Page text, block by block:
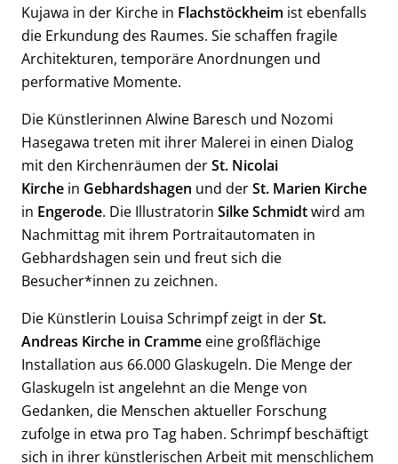
Kujawa in der Kirche in Flachstöckheim ist ebenfalls
die Erkundung des Raumes. Sie schaffen fragile
Architekturen, temporäre Anordnungen und
performative Momente.
Die Künstlerinnen Alwine Baresch und Nozomi
Hasegawa treten mit ihrer Malerei in einen Dialog
mit den Kirchenräumen derSt. Nicolai
Kirche in Gebhardshagen und derSt. Marien Kirche
in Engerode. Die Illustratorin Silke Schmidtwird am
Nachmittag mit ihrem Portraitautomaten in
Gebhardshagen sein und freut sich die
Besucher*innen zu zeichnen.
Die Künstlerin Louisa Schrimpf zeigt in derSt.
Andreas Kirche in Cramme eine großflächige
Installation aus 66.000 Glaskugeln. Die Menge der
Glaskugeln ist angelehnt an die Menge von
Gedanken, die Menschen aktueller Forschung
zufolge in etwa pro Tag haben. Schrimpf beschäftigt
sich in ihrer künstlerischen Arbeit mit menschlichem